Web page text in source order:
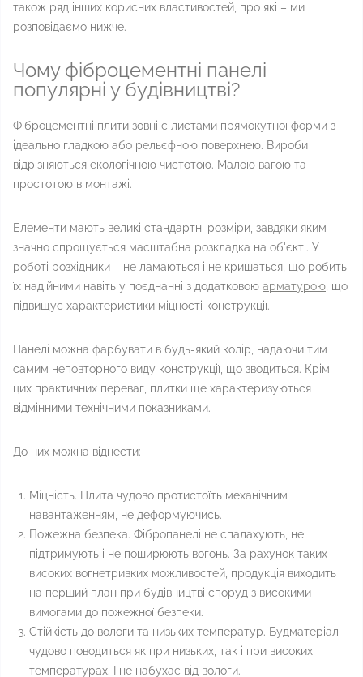
також ряд інших корисних властивостей, про які – ми
розповідаємо нижче.
Чому фіброцементні панелі
популярні у будівництві?
Фіброцементні плити зовні є листами прямокутної форми з
ідеально гладкою або рельєфною поверхнею. Вироби
відрізняються екологічною чистотою. Малою вагою та
простотою в монтажі.
Елементи мають великі стандартні розміри, завдяки яким
значно спрощується масштабна розкладка на об'єкті. У
роботі розхідники – не ламаються і не кришаться, що робить
їх надійними навіть у поєднанні з додатковою арматурою , що
підвищує характеристики міцності конструкції.
Панелі можна фарбувати в будь-який колір, надаючи тим
самим неповторного виду конструкції, що зводиться. Крім
цих практичних переваг, плитки ще характеризуються
відмінними технічними показниками.
До них можна віднести:
Міцність. Плита чудово протистоїть механічним
навантаженням, не деформуючись.
Пожежна безпека. Фібропанелі не спалахують, не
підтримують і не поширюють вогонь. За рахунок таких
високих вогнетривких можливостей, продукція виходить
на перший план при будівництві споруд з високими
вимогами до пожежної безпеки.
Стійкість до вологи та низьких температур. Будматеріал
чудово поводиться як при низьких, так і при високих
температурах. І не набухає від вологи.